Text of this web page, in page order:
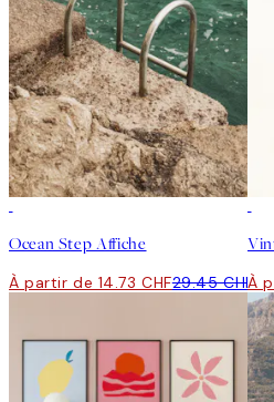
Ocean Step Affiche
À partir de 14.73 CHF29.45 CHFÀ